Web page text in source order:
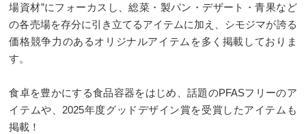
場資材”にフォーカスし、総菜・製パン・デザート・青果など
の各売場を存分に引き立てるアイテムに加え、シモジマが誇る
価格競争力のあるオリジナルアイテムを多く掲載しておりま
す。
食卓を豊かにする食品容器をはじめ、話題のPFASフリーのア
イテムや、2025年度グッドデザイン賞を受賞したアイテムも
掲載！